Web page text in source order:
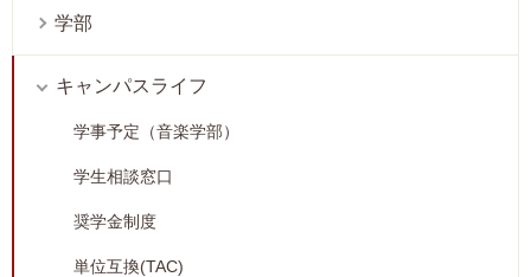
学部
キャンパスライフ
学事予定（音楽学部）
学生相談窓口
奨学金制度
単位互換(TAC)